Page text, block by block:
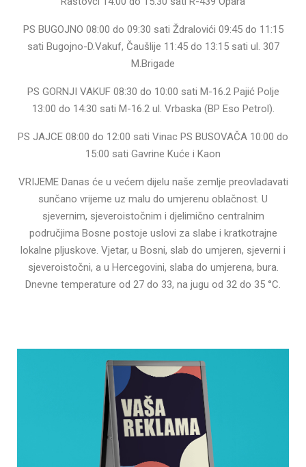
PS BUGOJNO 08:00 do 09:30 sati Ždralovići 09:45 do 11:15
sati Bugojno-D.Vakuf, Čaušlije 11:45 do 13:15 sati ul. 307
M.Brigade
PS GORNJI VAKUF 08:30 do 10:00 sati M-16.2 Pajić Polje
13:00 do 14:30 sati M-16.2 ul. Vrbaska (BP Eso Petrol).
PS JAJCE 08:00 do 12:00 sati Vinac PS BUSOVAČA 10:00 do
15:00 sati Gavrine Kuće i Kaon
VRIJEME Danas će u većem dijelu naše zemlje preovladavati
sunčano vrijeme uz malu do umjerenu oblačnost. U
sjevernim, sjeveroistočnim i djelimično centralnim
područjima Bosne postoje uslovi za slabe i kratkotrajne
lokalne pljuskove. Vjetar, u Bosni, slab do umjeren, sjeverni i
sjeveroistočni, a u Hercegovini, slaba do umjerena, bura.
Dnevne temperature od 27 do 33, na jugu od 32 do 35 °C.